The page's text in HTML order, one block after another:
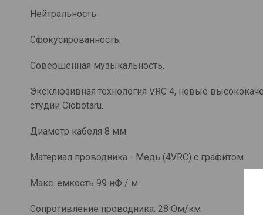
Нейтральность.
Сфокусированность.
Совершенная музыкальность.
Эксклюзивная технология VRC 4, новые
студии Ciobotaru.
Диаметр кабеля 8 мм
Материал проводника - Медь (4VRC) с графитом
Макс. емкость 99 нФ / м
Сопротивление проводника: 28 Ом/км